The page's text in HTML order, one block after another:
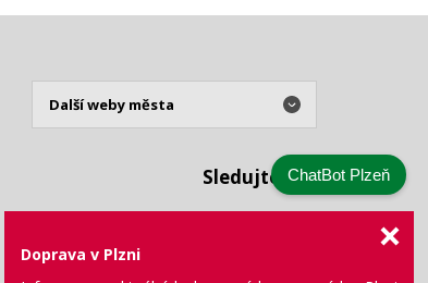
Sledujte nás
Doprava v Plzni
ChatBot Plzeň